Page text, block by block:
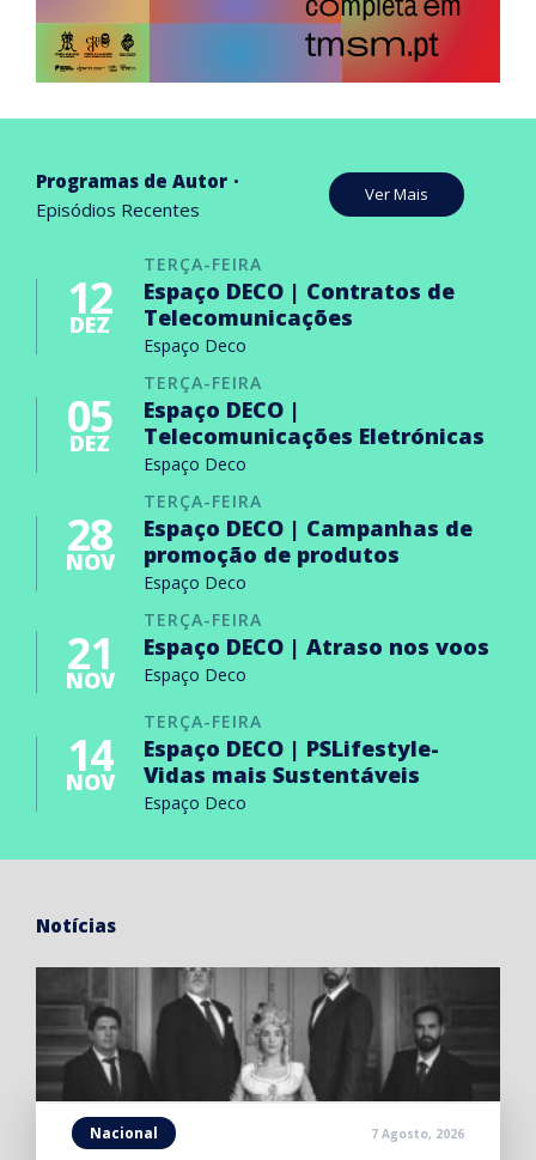
Programas de Autor
Episódios Recentes
Ver Mais
TERÇA-FEIRA
12
DEZ
Espaço DECO | Contratos de
Telecomunicações
Espaço Deco
TERÇA-FEIRA
05
DEZ
Espaço DECO |
Telecomunicações Eletrónicas
Espaço Deco
TERÇA-FEIRA
28
NOV
Espaço DECO | Campanhas de
promoção de produtos
Espaço Deco
TERÇA-FEIRA
21
NOV
Espaço DECO | Atraso nos voos
Espaço Deco
TERÇA-FEIRA
14
NOV
Espaço DECO | PSLifestyle-
Vidas mais Sustentáveis
Espaço Deco
Notícias
Nacional 7 Agosto, 2026